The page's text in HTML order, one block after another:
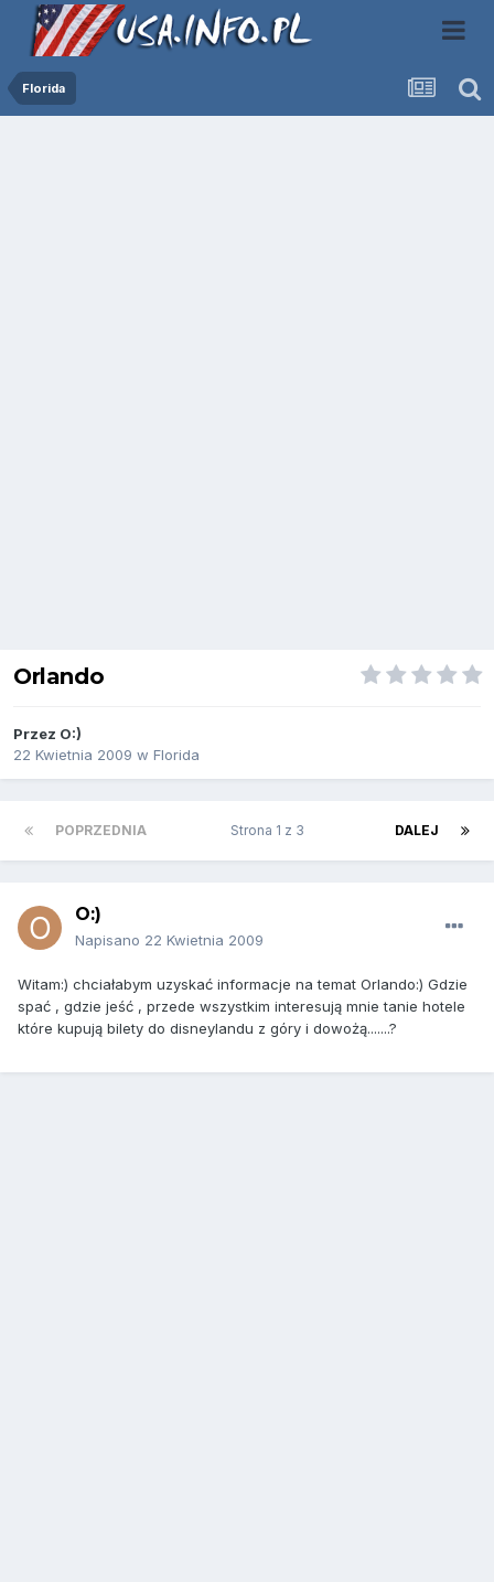
Florida
Orlando
Przez O:)
22 Kwietnia 2009 w Florida
POPRZEDNIA DALEJ
Strona 1 z 3
O:)
Napisano 22 Kwietnia 2009
Witam:) chciałabym uzyskać informacje na temat Orlando:) Gdzie
spać , gdzie jeść , przede wszystkim interesują mnie tanie hotele
które kupują bilety do disneylandu z góry i dowożą.......?